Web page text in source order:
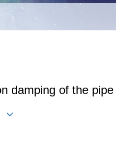
damping of the pipe